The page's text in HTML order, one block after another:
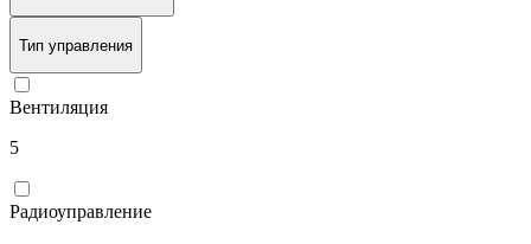
Тип управления
Вентиляция
5
Радиоуправление